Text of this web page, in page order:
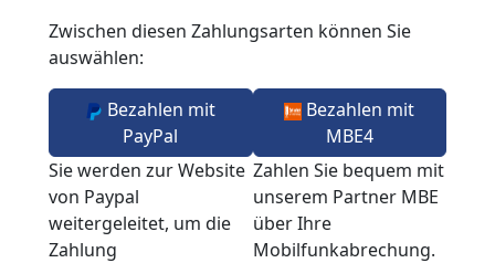
Zwischen diesen Zahlungsarten können Sie
auswählen:
Bezahlen mit
PayPal
Sie werden zur Website
von Paypal
weitergeleitet, um die
Zahlung
Bezahlen mit
MBE4
Zahlen Sie bequem mit
unserem Partner MBE
über Ihre
Mobilfunkabrechung.